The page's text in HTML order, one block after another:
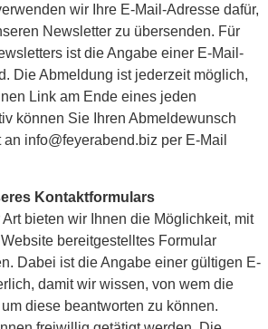
wir Ihre E-Mail-Adresse dafür,
Newsletter zu übersenden. Für
ist die Angabe einer E-Mail-
Die Abmeldung ist jederzeit möglich,
Link am Ende eines jeden
können Sie Ihren Abmeldewunsch
info@feyerabend.biz per E-Mail
Kontaktformulars
bieten wir Ihnen die Möglichkeit, mit
bereitgestelltes Formular
Dabei ist die Angabe einer gültigen E-
damit wir wissen, von wem die
diese beantworten zu können.